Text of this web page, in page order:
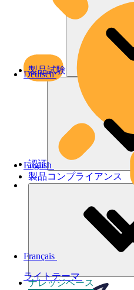
ライトテーマ
Deutsch
English
Français
製品試験
認証
製品コンプライアンス
ナレッジベース